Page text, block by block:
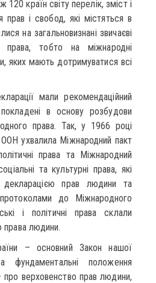
120 країн світу перелік, зміст і
прав і свобод, які містяться в
на загальновизнані звичаєві
права, тобто на міжнародні
яких мають дотримуватися всі
мали рекомендаційний
в основу розбудови
права. Так, у 1966 році
ухвалила Міжнародний пакт
права та Міжнародний
та культурні права, які
прав людини та
до Міжнародного
і політичні права склали
права людини.
– основний Закон нашої
фундаментальні положення
про верховенство прав людини,